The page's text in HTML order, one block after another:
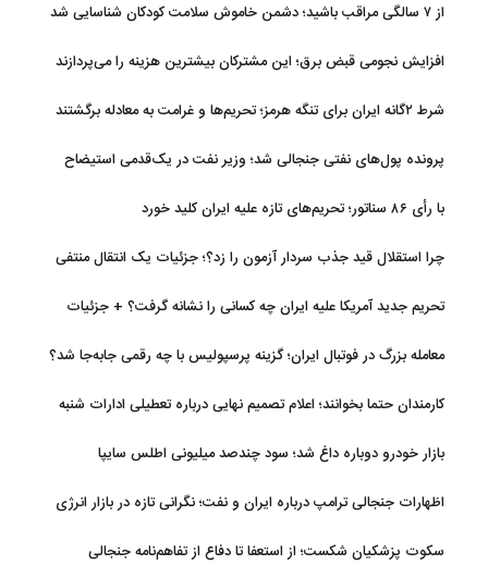
از ۷ سالگی مراقب باشید؛ دشمن خاموش سلامت کودکان شناسایی شد
افزایش نجومی قبض برق؛ این مشترکان بیشترین هزینه را می‌پردازند
شرط ۲گانه ایران برای تنگه هرمز؛ تحریم‌ها و غرامت به معادله برگشتند
پرونده پول‌های نفتی جنجالی شد؛ وزیر نفت در یک‌قدمی استیضاح
با رأی ۸۶ سناتور؛ تحریم‌های تازه علیه ایران کلید خورد
چرا استقلال قید جذب سردار آزمون را زد؟؛ جزئیات یک انتقال منتفی
تحریم جدید آمریکا علیه ایران چه کسانی را نشانه گرفت؟ + جزئیات
معامله بزرگ در فوتبال ایران؛ گزینه پرسپولیس با چه رقمی جابه‌جا شد؟
کارمندان حتما بخوانند؛ اعلام تصمیم نهایی درباره تعطیلی ادارات شنبه
بازار خودرو دوباره داغ شد؛ سود چندصد میلیونی اطلس سایپا
اظهارات جنجالی ترامپ درباره ایران و نفت؛ نگرانی تازه در بازار انرژی
سکوت پزشکیان شکست؛ از استعفا تا دفاع از تفاهم‌نامه جنجالی